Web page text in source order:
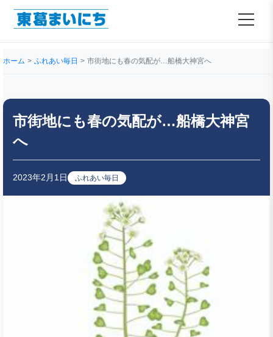
ホーム ふれあい毎日 市街地にも春の気配が…船橋大神宮へ
市街地にも春の気配が…船橋大神宮
へ
2023年2月1日 ふれあい毎日